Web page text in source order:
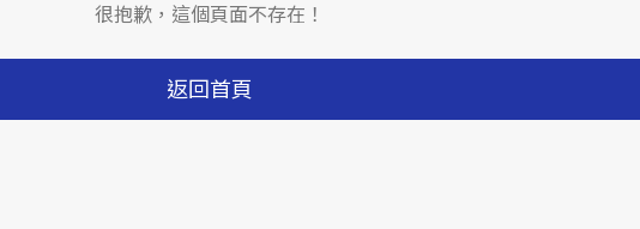
很抱歉，這個頁面不存在！
返回首頁